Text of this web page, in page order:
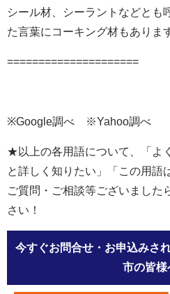
シール材、シーラントなどとも
た言葉にコーキング材もありま
=====================
※Google調べ ※Yahoo調べ
★以上の各用語について、「よ
と詳しく知りたい」「この用語
ご質問・ご相談等ございました
さい！
今すぐお問合せ・お申込みさ
市の皆様